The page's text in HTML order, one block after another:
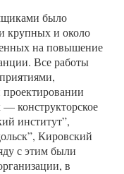
было
крупных и около
на повышение
Все работы
конструкторское
институт”,
Кировский
с этим были
в